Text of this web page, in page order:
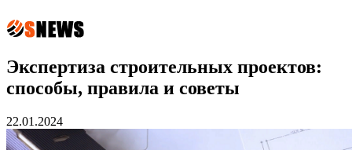
Экспертиза строительных проектов:
способы, правила и советы
22.01.2024